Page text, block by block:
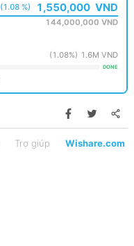
(1.08 %) 1,550,000 VND
144,000,000 VND
(1.08%) 1.6M VND
DONE
Trợ giúp Wishare.com